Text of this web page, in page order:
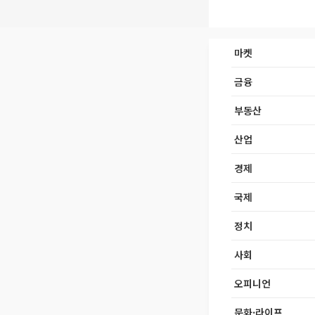
마켓
금융
부동산
산업
경제
국제
정치
사회
오피니언
문화·라이프